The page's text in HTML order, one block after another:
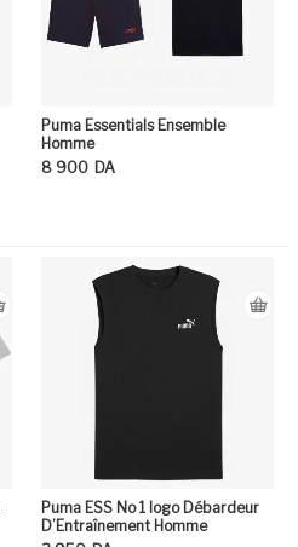
Puma Essentials Ensemble
Homme
8 900 DA
Puma ESS No 1 logo Débardeur
D’Entraînement Homme